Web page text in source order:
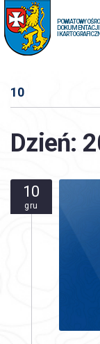
POWIATOWY
I
10
Dzień:
10
gru